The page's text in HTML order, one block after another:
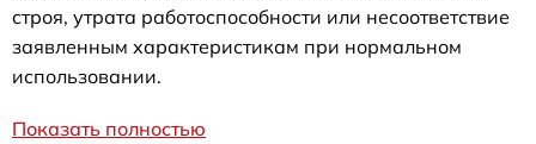
строя, утрата работоспособности или несоответствие
заявленным характеристикам при нормальном
использовании.
Показать полностью